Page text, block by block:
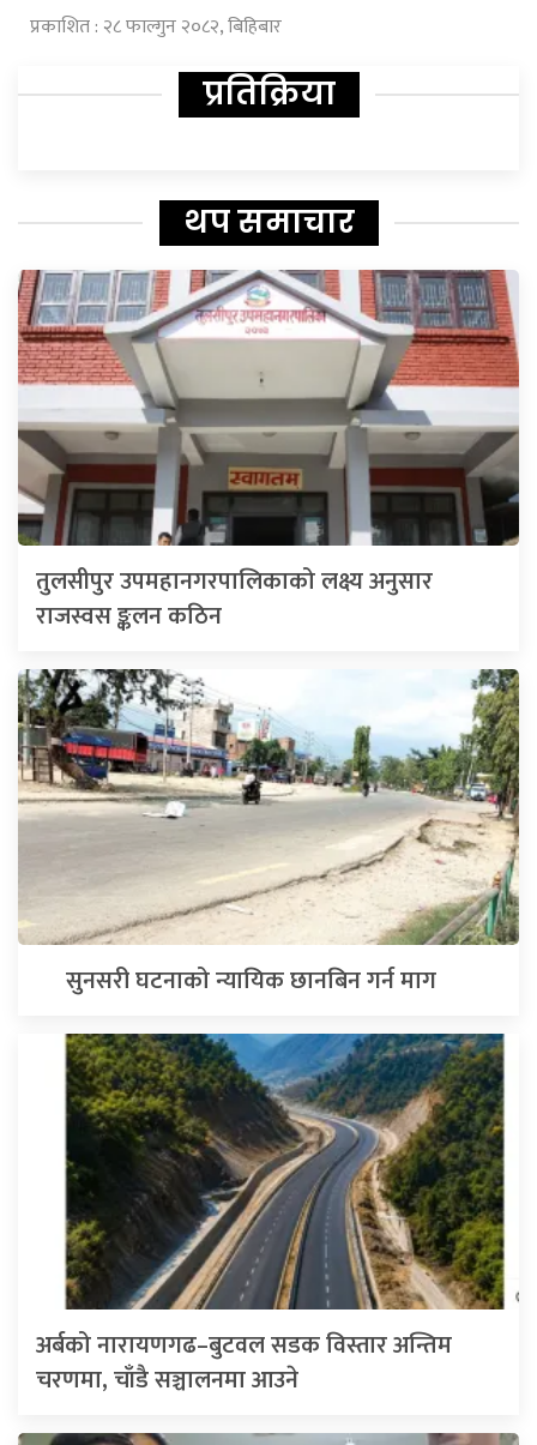
प्रकाशित : २८ फाल्गुन २०८२, बिहिबार
प्रतिक्रिया
थप समाचार
तुलसीपुर उपमहानगरपालिकाको लक्ष्य अनुसार
राजस्वस ङ्कलन कठिन
सुनसरी घटनाको न्यायिक छानबिन गर्न माग
अर्बको नारायणगढ–बुटवल सडक विस्तार अन्तिम
चरणमा, चाँडै सञ्चालनमा आउने